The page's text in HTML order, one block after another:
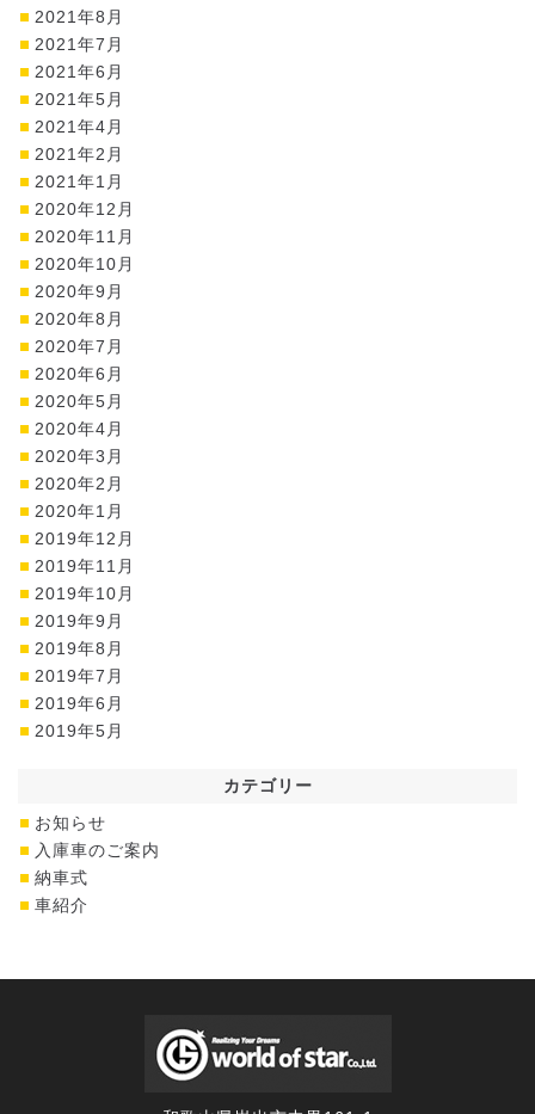
2021年8月
2021年7月
2021年6月
2021年5月
2021年4月
2021年2月
2021年1月
2020年12月
2020年11月
2020年10月
2020年9月
2020年8月
2020年7月
2020年6月
2020年5月
2020年4月
2020年3月
2020年2月
2020年1月
2019年12月
2019年11月
2019年10月
2019年9月
2019年8月
2019年7月
2019年6月
2019年5月
カテゴリー
お知らせ
入庫車のご案内
納車式
車紹介